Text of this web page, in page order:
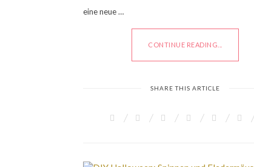
eine neue …
CONTINUE READING...
SHARE THIS ARTICLE